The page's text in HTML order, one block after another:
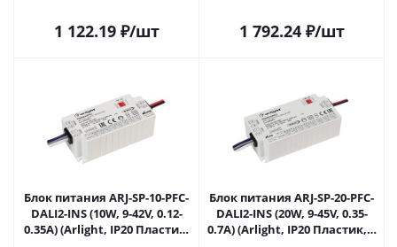
1 122.19₽/шт 1 792.24₽/шт
Блок питания ARJ-SP-10-PFC-
DALI2-INS (10W, 9-42V, 0.12-
0.35A) (Arlight, IP20 Пластик,
Блок питания ARJ-SP-20-PFC-
DALI2-INS (20W, 9-45V, 0.35-
0.7A) (Arlight, IP20 Пластик, 5